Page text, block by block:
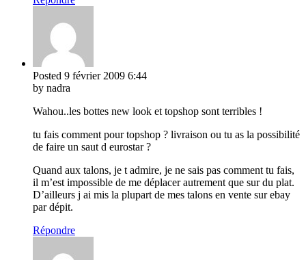
Posted 9 février 2009 6:44
by nadra
Wahou..les bottes new look et topshop sont terribles !
tu fais comment pour topshop ? livraison ou tu as la possibilité
de faire un saut d eurostar ?
Quand aux talons, je t admire, je ne sais pas comment tu fais,
il m’est impossible de me déplacer autrement que sur du plat.
D’ailleurs j ai mis la plupart de mes talons en vente sur ebay
par dépit.
Répondre